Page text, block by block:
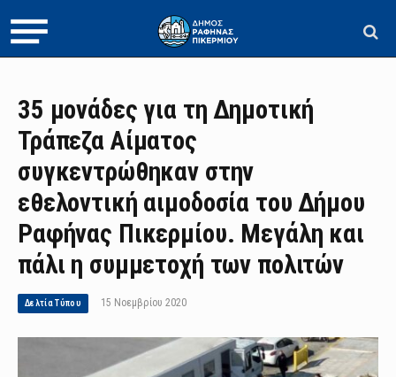
35 μονάδες για τη Δημοτική
Τράπεζα Αίματος
συγκεντρώθηκαν στην
εθελοντική αιμοδοσία του Δήμου
Ραφήνας Πικερμίου. Μεγάλη και
πάλι η συμμετοχή των πολιτών
Δελτία Τύπου 15 Νοεμβρίου 2020